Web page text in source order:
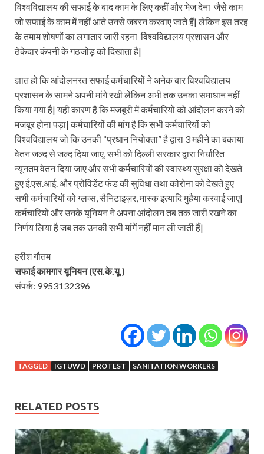
विश्वविद्यालय की सफाई के बाद काम के लिए कहीं और भेज देना जैसे काम
जो सफाई के काम में नहीं आते उनसे जबरन करवाए जाते हैं| लेकिन इस तरह
के तमाम शोषणों का लगातार जारी रहना विश्वविद्यालय प्रशासन और
ठेकेदार कंपनी के गठजोड़ को दिखाता है|
ज्ञात हो कि आंदोलनरत सफाई कर्मचारियों ने अनेक बार विश्वविद्यालय
प्रशासन के सामने अपनी मांगे रखी लेकिन अभी तक उनका समाधान नहीं
किया गया है| यही कारण हैं कि मजबूरी में कर्मचारियों को आंदोलन करने को
मजबूर होना पड़ा| कर्मचारियों की मांग है कि सभी कर्मचारियों को
विश्वविद्यालय जो कि उनकी “प्रधान नियोक्ता” है द्वारा 3 महीने का बकाया
वेतन जल्द से जल्द दिया जाए, सभी को दिल्ली सरकार द्वारा निर्धारित
न्यूनतम वेतन दिया जाए और सभी कर्मचारियों की स्वास्थ्य सुरक्षा को देखते
हुए ई.एस.आई. और प्रोविडेंट फंड की सुविधा तथा कोरोना को देखते हुए
सभी कर्मचारियों को ग्लव्स, सैनिटाइज़र, मास्क इत्यादि मुहैया करवाई जाए|
कर्मचारियों और उनके यूनियन ने अपना आंदोलन तब तक जारी रखने का
निर्णय लिया है जब तक उनकी सभी मांगें नहीं मान ली जाती हैं|
हरीश गौतम
सफाई कामगार यूनियन (एस.के.यू.)
संपर्क: 9953132396
TAGGED IGTUWD PROTEST SANITATION WORKERS
RELATED POSTS